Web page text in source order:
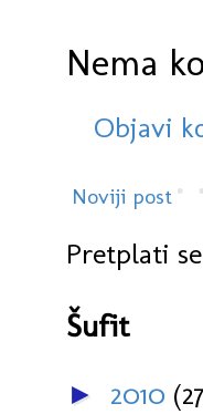
Nema
Objavi
Noviji post
Pretplati
Šufit
► 2010